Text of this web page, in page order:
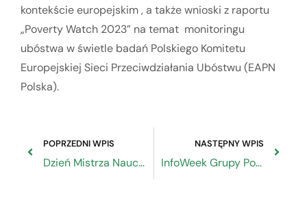
kontekście europejskim , a także wnioski z raportu
„Poverty Watch 2023” na temat monitoringu
ubóstwa w świetle badań Polskiego Komitetu
Europejskiej Sieci Przeciwdziałania Ubóstwu (EAPN
Polska).
POPRZEDNI WPIS
Dzień Mistrza Nauczyciela Zawodu w Rzemiośle
NASTĘPNY WPIS
InfoWeek Grupy Polski Fundusz Rozwoju